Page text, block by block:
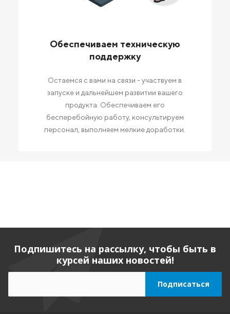
Обеспечиваем техническую
поддержку
Остаемся с вами на связи - участвуем в
запуске и дальнейшем развитии вашего
продукта. Обеспечиваем его
бесперебойную работу, консультируем
персонал, выполняем мелкие доработки.
Подпишитесь на рассылку, чтобы быть в
курсей наших новостей!